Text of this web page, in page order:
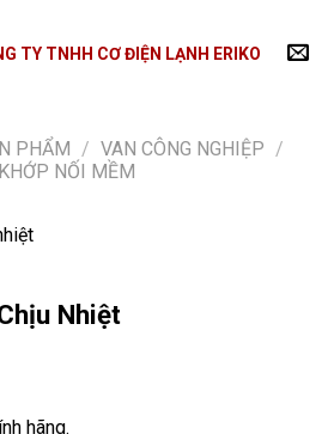
TY TNHH CƠ ĐIỆN LẠNH ERIKO
PHẨM / VAN CÔNG NGHIỆP /
KHỚP NỐI MỀM
Nhiệt
hãng.